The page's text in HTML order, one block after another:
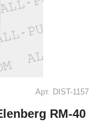
Арт. DIST-1157
RM-40